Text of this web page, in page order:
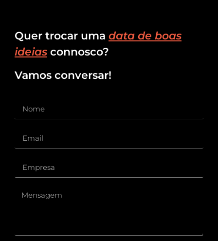
Quer trocar uma data de boas
ideias connosco?
Vamos conversar!